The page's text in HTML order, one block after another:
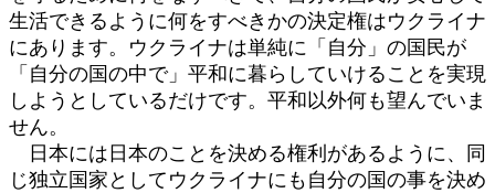
生活できるように何をすべきかの決定権はウクライナ
にあります。ウクライナは単純に「自分」の国民が
「自分の国の中で」平和に暮らしていけることを実現
しようとしているだけです。平和以外何も望んでいま
せん。
日本には日本のことを決める権利があるように、同
じ独立国家としてウクライナにも自分の国の事を決め